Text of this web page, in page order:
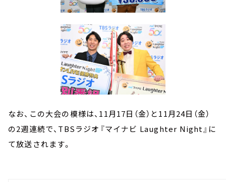
なお、この大会の模様は、11月17日（金）と11月24日（金）
の2週連続で、TBSラジオ『マイナビ Laughter Night』に
て放送されます。